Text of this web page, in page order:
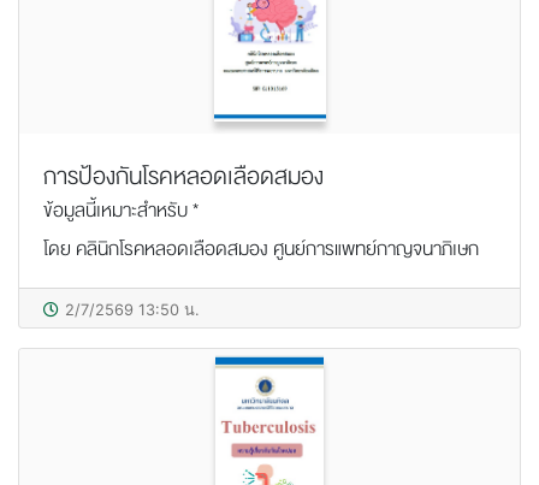
การป้องกันโรคหลอดเลือดสมอง
ข้อมูลนี้เหมาะสำหรับ *
โดย คลินิกโรคหลอดเลือดสมอง ศูนย์การแพทย์กาญจนาภิเษก
2/7/2569 13:50 น.